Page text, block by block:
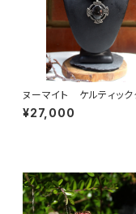
ヌーマイト ケルティック
ス 永遠の神の愛、魔力を
て保護する力
¥27,000